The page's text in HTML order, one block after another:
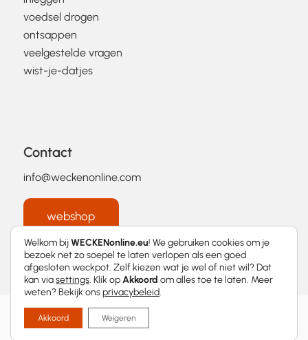
voedsel drogen
ontsappen
veelgestelde vragen
wist-je-datjes
Contact
info@weckenonline.com
webshop
2026 © WECKENonline.eu │
Welkom bijWECKENonline.eu! We gebruiken cookies om je
bezoek net zo soepel te laten verlopen als een goed
afgesloten weckpot. Zelf kiezen wat je wel of niet wil? Dat
kan viasettings. Klik opAkkoord om alles toe te laten. Meer
weten? Bekijk onsprivacybeleid.
Akkoord Weigeren